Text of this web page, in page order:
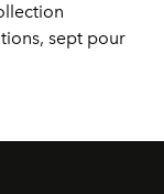
sept pour